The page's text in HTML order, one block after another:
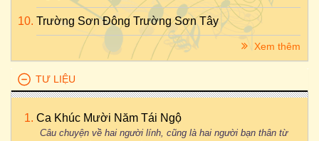
Trường Sơn Đông Trường Sơn Tây
Xem thêm
TƯ LIỆU
Ca Khúc Mười Năm Tái Ngộ
Câu chuyện về hai người lính, cũng là hai người bạn thân từ